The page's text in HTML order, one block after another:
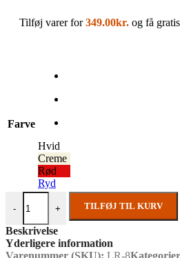
Tilføj varer for349.00kr. og få
Farve
Hvid
Creme
Rød
Ryd
-
Hjerteparaply antal
+ TILFØJ TIL KURV
Beskrivelse
Yderligere information